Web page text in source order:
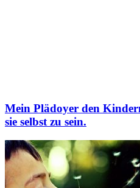
Mein Plädoyer den
sie selbst zu sein.